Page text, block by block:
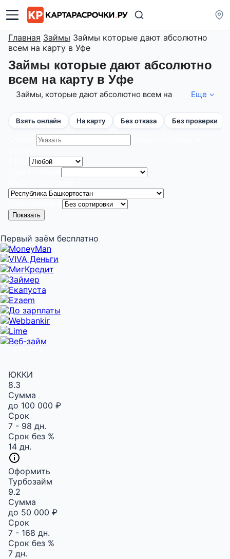
Главная Займы Займы которые дают абсолютно
всем на карту в Уфе
Займы которые дают абсолютно
всем на карту в Уфе
Займы, которые дают абсолютно всем на
МФО и МКК с лицензией ЦБ! На 06.08.2026
займов 171 шт. с суммой выдачи до 1 000 000
рублей, сроком до 1440 дн. по ставке от 0% в
день! Вы можете увеличить шансы на выдачу
займа, даже если у Вас ранее были
просрочки - сравнив и оформив онлайн-
заявку одновременно в несколько МФО! Если
Вам не одобряют крупную сумму денег,
поделите ее на несколько частей и получите
займ в разных МФО!
Еще
Взять онлайн На карту Без отказа Без проверки
Показать
Первый заём бесплатно
ЮККИ
8.3
Сумма
до 100 000 ₽
Срок
7 - 98 дн.
Срок без %
14 дн.
Оформить
Турбозайм
9.2
Сумма
до 50 000 ₽
Срок
7 - 168 дн.
Срок без %
7 дн.